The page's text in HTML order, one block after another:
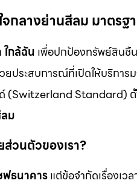
ใจกลางย่านสีลม มาต
ใกล้ฉัน เพื่อปกป้องทรัพย์สินชิ้
ยประสบการณ์ที่เปิดให้บริกา
(Switzerland Standard)
ม
วนตัวของเรา?
ฟธนาคารแต่ข้อจำกัดเรื่องเว